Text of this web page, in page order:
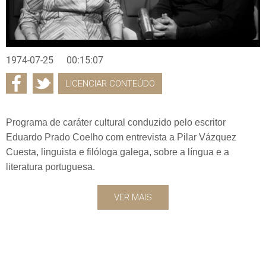
1974-07-25 00:15:07
LICENCIAR CONTEÚDO
Programa de caráter cultural conduzido pelo escritor
Eduardo Prado Coelho com entrevista a Pilar Vázquez
Cuesta, linguista e filóloga galega, sobre a língua e a
literatura portuguesa.
VER MAIS